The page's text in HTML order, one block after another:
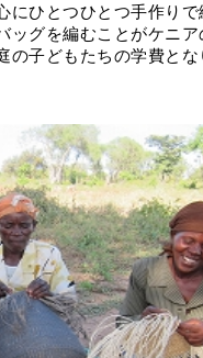
にひとつひとつ手作り
ッグを編むことがケニ
の子どもたちの学費と